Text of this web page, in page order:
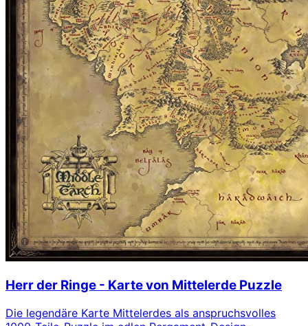
Herr der Ringe - Karte von Mittelerde Puzzle
Die legendäre Karte Mittelerdes als anspruchsvolles